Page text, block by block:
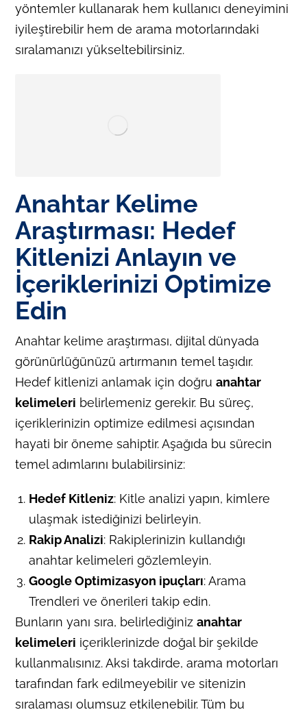
yöntemler kullanarak hem kullanıcı deneyimini
iyileştirebilir hem de arama motorlarındaki
sıralamanızı yükseltebilirsiniz.
Anahtar Kelime
Araştırması: Hedef
Kitlenizi Anlayın ve
İçeriklerinizi Optimize
Edin
Anahtar kelime araştırması, dijital dünyada
görünürlüğünüzü artırmanın temel taşıdır.
Hedef kitlenizi anlamak için doğruanahtar
kelimeleri belirlemeniz gerekir. Bu süreç,
içeriklerinizin optimize edilmesi açısından
hayati bir öneme sahiptir. Aşağıda bu sürecin
temel adımlarını bulabilirsiniz:
Hedef Kitleniz: Kitle analizi yapın, kimlere
ulaşmak istediğinizi belirleyin.
Rakip Analizi: Rakiplerinizin kullandığı
anahtar kelimeleri gözlemleyin.
Google Optimizasyon ipuçları: Arama
Trendleri ve önerileri takip edin.
Bunların yanı sıra, belirlediğinizanahtar
kelimeleri içeriklerinizde doğal bir şekilde
kullanmalısınız. Aksi takdirde, arama motorları
tarafından fark edilmeyebilir ve sitenizin
sıralaması olumsuz etkilenebilir. Tüm bu